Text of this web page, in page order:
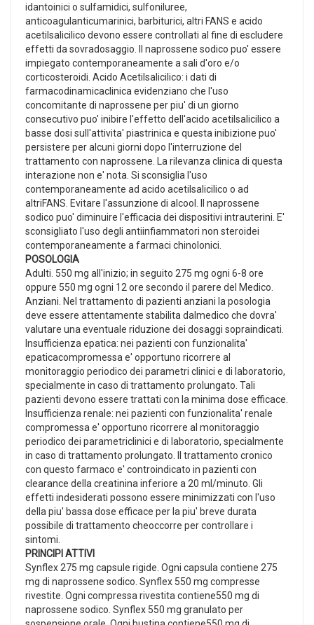
idantoinici o sulfamidici, sulfoniluree,
anticoagulanticumarinici, barbiturici, altri FANS e acido
acetilsalicilico devono essere controllati al fine di escludere
effetti da sovradosaggio. Il naprossene sodico puo' essere
impiegato contemporaneamente a sali d'oro e/o
corticosteroidi. Acido Acetilsalicilico: i dati di
farmacodinamicaclinica evidenziano che l'uso
concomitante di naprossene per piu' di un giorno
consecutivo puo' inibire l'effetto dell'acido acetilsalicilico a
basse dosi sull'attivita' piastrinica e questa inibizione puo'
persistere per alcuni giorni dopo l'interruzione del
trattamento con naprossene. La rilevanza clinica di questa
interazione non e' nota. Si sconsiglia l'uso
contemporaneamente ad acido acetilsalicilico o ad
altriFANS. Evitare l'assunzione di alcool. Il naprossene
sodico puo' diminuire l'efficacia dei dispositivi intrauterini. E'
sconsigliato l'uso degli antiinfiammatori non steroidei
contemporaneamente a farmaci chinolonici.
POSOLOGIA
Adulti. 550 mg all'inizio; in seguito 275 mg ogni 6-8 ore
oppure 550 mg ogni 12 ore secondo il parere del Medico.
Anziani. Nel trattamento di pazienti anziani la posologia
deve essere attentamente stabilita dalmedico che dovra'
valutare una eventuale riduzione dei dosaggi sopraindicati.
Insufficienza epatica: nei pazienti con funzionalita'
epaticacompromessa e' opportuno ricorrere al
monitoraggio periodico dei parametri clinici e di laboratorio,
specialmente in caso di trattamento prolungato. Tali
pazienti devono essere trattati con la minima dose efficace.
Insufficienza renale: nei pazienti con funzionalita' renale
compromessa e' opportuno ricorrere al monitoraggio
periodico dei parametriclinici e di laboratorio, specialmente
in caso di trattamento prolungato. Il trattamento cronico
con questo farmaco e' controindicato in pazienti con
clearance della creatinina inferiore a 20 ml/minuto. Gli
effetti indesiderati possono essere minimizzati con l'uso
della piu' bassa dose efficace per la piu' breve durata
possibile di trattamento cheoccorre per controllare i
sintomi.
PRINCIPI ATTIVI
Synflex 275 mg capsule rigide. Ogni capsula contiene 275
mg di naprossene sodico. Synflex 550 mg compresse
rivestite. Ogni compressa rivestita contiene550 mg di
naprossene sodico. Synflex 550 mg granulato per